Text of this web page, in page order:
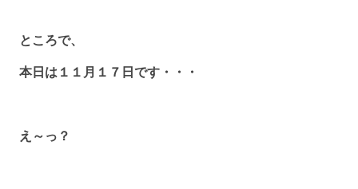
ところで、
本日は１１月１７日です・・・
え～っ？